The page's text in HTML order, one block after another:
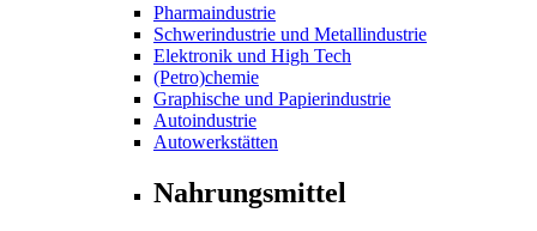
Pharmaindustrie
Schwerindustrie und Metallindustrie
Elektronik und High Tech
(Petro)chemie
Graphische und Papierindustrie
Autoindustrie
Autowerkstätten
Nahrungsmittel